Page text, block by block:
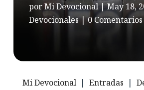
porMi Devocional|May 18,
Devocionales|0 Comentarios
Mi Devocional | Entradas |